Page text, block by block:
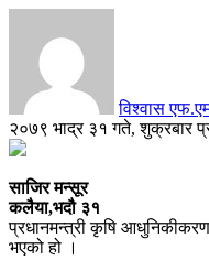
विश्वास
२०७९ भाद्र ३१ गते, शुक्रबार
साजिर मन्सूर
कलैया,भदौ ३१
प्रधानमन्त्री कृषि
भएको हो ।